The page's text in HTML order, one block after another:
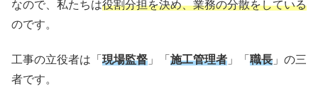
なので、私たちは役割分担を決め、業務の分散をしている
のです。
工事の立役者は「 現場監督 」「 施工管理者 」「 職長 」の三
者です。